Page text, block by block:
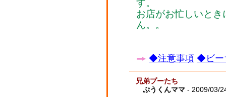
す。
お店がお忙しいと
ん。。
◆注意事項 ◆ビー
兄弟プーたち
ぷうくんママ - 2009/03/